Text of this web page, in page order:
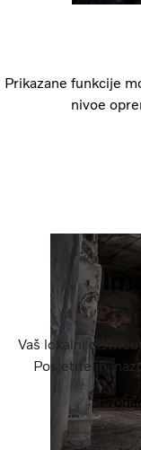
Prikazane funkcije
nivoe
Vaš lokalni
Posjetite ih,